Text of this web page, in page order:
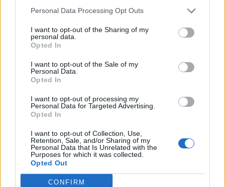
Personal Data Processing Opt Outs
I want to opt-out of the Sharing of my
personal data.
Opted In
I want to opt-out of the Sale of my
Personal Data.
Opted In
I want to opt-out of processing my
Personal Data for Targeted Advertising.
Opted In
I want to opt-out of Collection, Use,
Retention, Sale, and/or Sharing of my
Personal Data that Is Unrelated with the
Purposes for which it was collected.
Opted Out
CONFIRM
Histoiredemaison
VOUS POURRIEZ AUSSI AIMER